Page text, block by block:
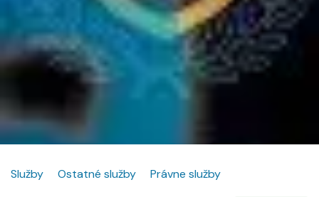
Služby Ostatné služby Právne služby